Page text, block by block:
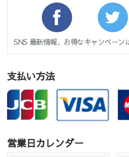
SNS 最新情報、お得なキャンペーン
支払い方法
営業日カレンダー